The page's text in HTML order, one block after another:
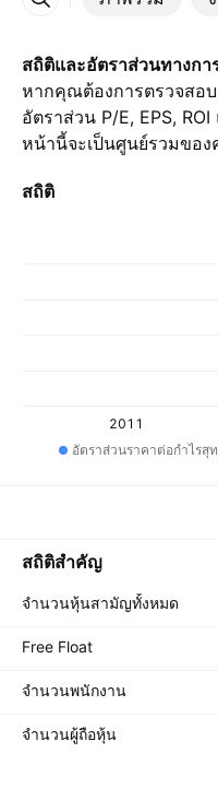
เพิ่มเติม
สถิติและอัตราส่วนทางก
หากคุณต้องการตรวจสอ
อัตราส่วน P/E, EPS,
หน้านี้จะเป็นศูนย์รวมขอ
สถิติ
2011
อัตราส่วนราคาต่อกำไรสุ
สถิติสำคัญ
จำนวนหุ้นสามัญทั้งหมด
Free Float
จำนวนพนักงาน
จำนวนผู้ถือหุ้น